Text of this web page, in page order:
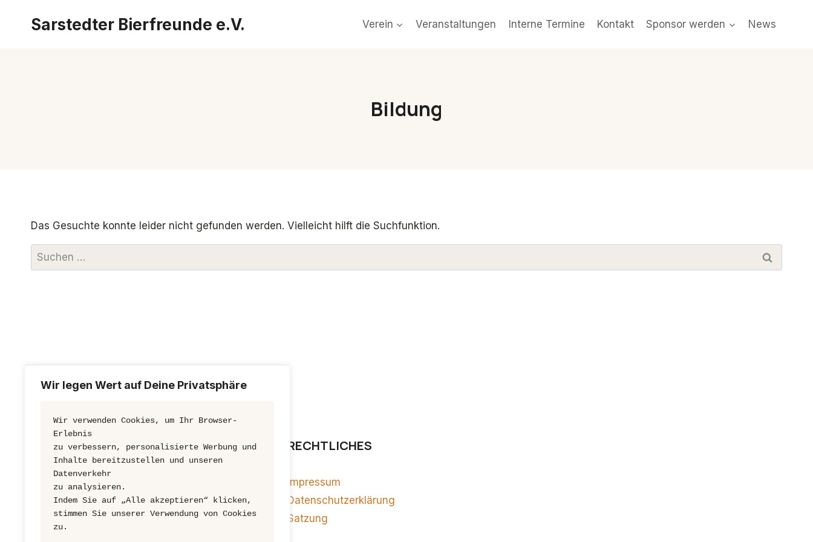
Wir legen Wert auf Deine Privatsphäre
Wir verwenden Cookies, um Ihr Browser-
Erlebnis
zu verbessern, personalisierte Werbung und
Inhalte bereitzustellen und unseren
Datenverkehr
zu analysieren.
Indem Sie auf „Alle akzeptieren“ klicken,
stimmen Sie unserer Verwendung von Cookies
zu.
Sarstedter Bierfreunde e.V. Verein Veranstaltungen Interne Termine Kontakt Sponsor werden News
Bildung
Das Gesuchte konnte leider nicht gefunden werden. Vielleicht hilft die Suchfunktion.
Suchen
nach:
VEREINSHEIM ADRESSE
Lönsstraße 14A
31157 Sarstedt
RECHTLICHES
Impressum
Datenschutzerklärung
Satzung